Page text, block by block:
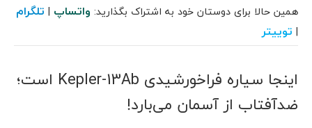
همین حالا برای دوستان خود به اشتراک بگذارید: واتساپ | تلگرام
| توییتر
اینجا سیاره فراخورشیدی Kepler-13Ab است؛
ضدآفتاب از آسمان می‌بارد!